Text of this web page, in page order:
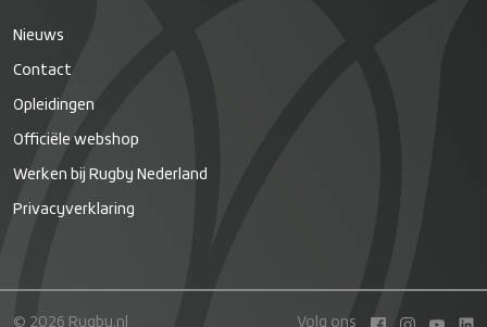
Nieuws
Contact
Opleidingen
Officiële webshop
Werken bij Rugby Nederland
Privacyverklaring
© 2026 Rugby.nl Volg ons